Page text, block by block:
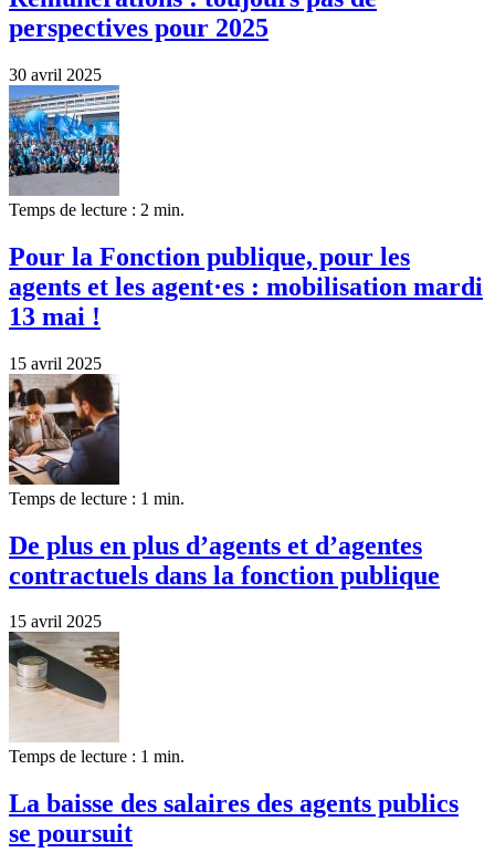
perspectives pour 2025
30 avril 2025
Temps de lecture : 2 min.
Pour la Fonction publique, pour les
agents et les agent·es : mobilisation mardi
13 mai !
15 avril 2025
Temps de lecture : 1 min.
De plus en plus d’agents et d’agentes
contractuels dans la fonction publique
15 avril 2025
Temps de lecture : 1 min.
La baisse des salaires des agents publics
se poursuit